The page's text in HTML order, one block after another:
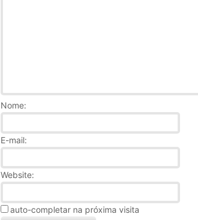
Nome:
E-mail:
Website:
auto-completar na próxima visita